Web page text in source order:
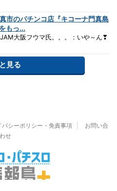
市のパチンコ店『キコーナ門真島
もっ...
大阪フウマ氏。。。：いや～ん❣
見る
バシーポリシー・免責事項
お問い合
わせ